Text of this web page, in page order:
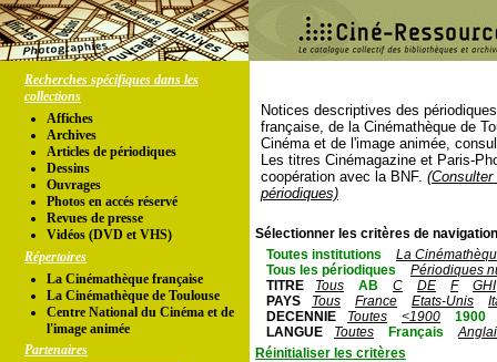
Recherches spécifiques dans les
collections
Affiches
Archives
Articles de périodiques
Dessins
Ouvrages
Photos en accés réservé
Revues de presse
Vidéos (DVD et VHS)
Répertoires
La Cinémathèque française
La Cinémathèque de Toulouse
Centre National du Cinéma et de
l'image animée
Partenaires
Notices descriptives des
française, de la Cinémathèque de
Cinéma et de l'image animée,
Les titres Cinémagazine et Paris-
coopération avec la BNF.
périodiques)
Sélectionner les critères de
Toutes institutions
La
Tous les périodiques
Périodiques
TITRE
Tous AB C DE F
GHI
PAYS
Tous France Etats-Unis
DECENNIE
Toutes <1900
1900
LANGUE
Toutes Français
Réinitialiser les critères